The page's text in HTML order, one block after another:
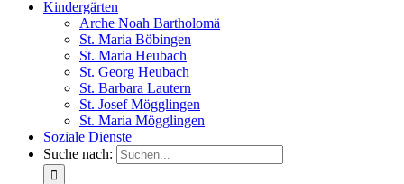
Kindergärten
Arche Noah Bartholomä
St. Maria Böbingen
St. Maria Heubach
St. Georg Heubach
St. Barbara Lautern
St. Josef Mögglingen
St. Maria Mögglingen
Soziale Dienste
Suche nach: